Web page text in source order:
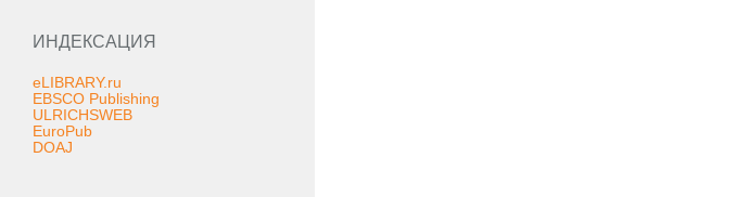
ИНДЕКСАЦИЯ
eLIBRARY.ru
EBSCO Publishing
ULRICHSWEB
EuroPub
DOAJ